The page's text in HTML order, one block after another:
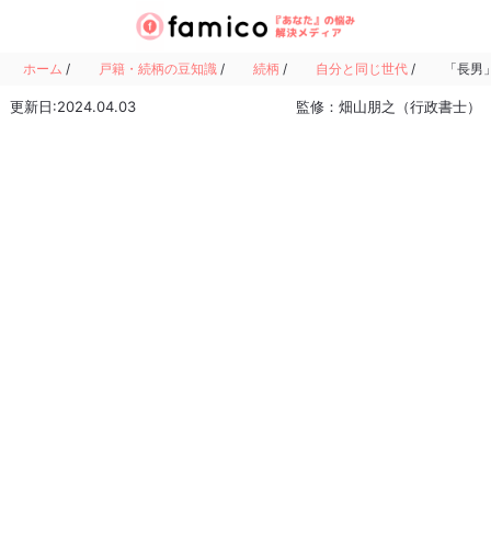
ホーム / 戸籍・続柄の豆知識 / 続柄 / 自分と同じ世代 / 「長男
更新日:2024.04.03 監修：畑山朋之（行政書士）